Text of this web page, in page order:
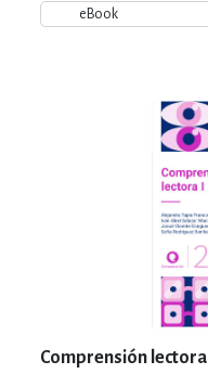
eBook
Comprensión lectora I